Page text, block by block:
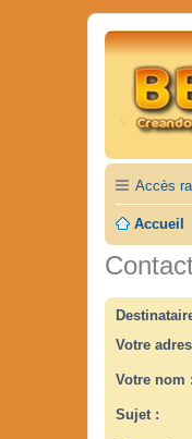
Accès
Accueil
Votre
Votre nom :
Sujet :